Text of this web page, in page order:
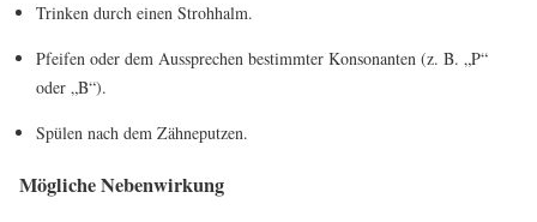
Trinken durch einen Strohhalm.
Pfeifen oder dem Aussprechen bestimmter Konsonanten (z. B. „P“
oder „B“).
Spülen nach dem Zähneputzen.
Mögliche Nebenwirkung